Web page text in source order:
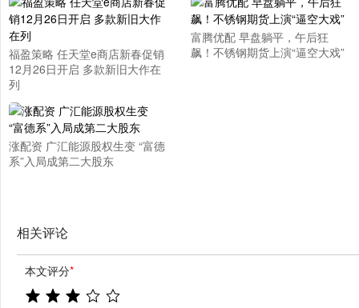
福盈策略 任天堂e商店新春促销
12月26日开启 多款新旧大作在
列
富腾优配 早盘躺平，午后狂
飙！不锈钢期货上演“逼空大戏”
涨配资 广汇能源股权生变 “富德
系”入局成第二大股东
相关评论
本文评分*